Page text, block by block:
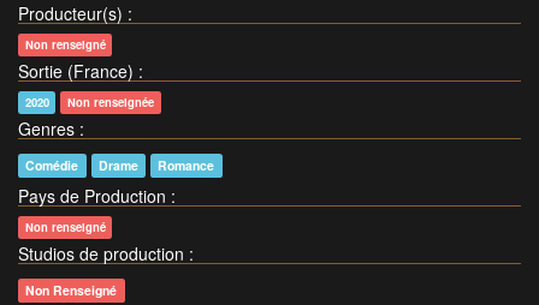
Producteur(s) :
Non renseigné
Sortie (France) :
2020 Non renseignée
Genres :
Comédie Drame Romance
Pays de Production :
Non renseigné
Studios de production :
Non Renseigné